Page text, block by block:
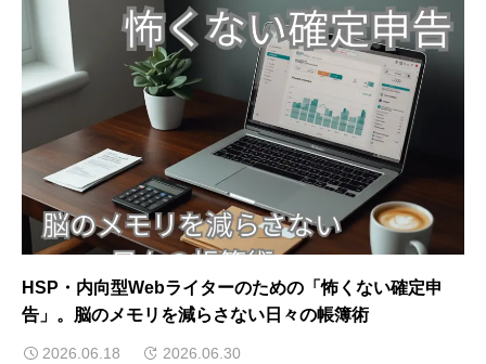
HSP・内向型Webライターのための「怖くない確定申
告」。脳のメモリを減らさない日々の帳簿術
2026.06.18 2026.06.30